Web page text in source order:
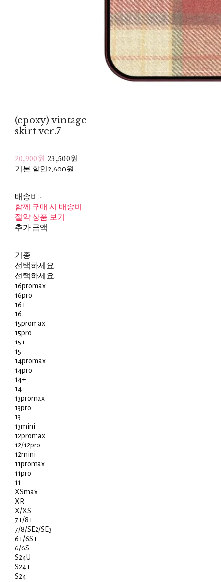
(epoxy) vintage
skirt ver.7
20,900원 23,500원
기본 할인 2,600원
배송비 -
함께 구매 시 배송비
절약 상품 보기
추가 금액
기종
선택하세요.
선택하세요.
16promax
16pro
16+
16
15promax
15pro
15+
15
14promax
14pro
14+
14
13promax
13pro
13
13mini
12promax
12/12pro
12mini
11promax
11pro
11
XSmax
XR
X/XS
7+/8+
7/8/SE2/SE3
6+/6S+
6/6S
S24U
S24+
S24